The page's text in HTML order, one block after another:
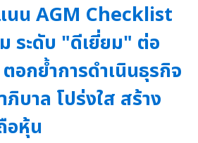
นน AGM Checklist
ระดับ "ดีเยี่ยม" ต่อ
อกย้ำการดำเนินธุรกิจ
บาล โปร่งใส สร้าง
อหุ้น